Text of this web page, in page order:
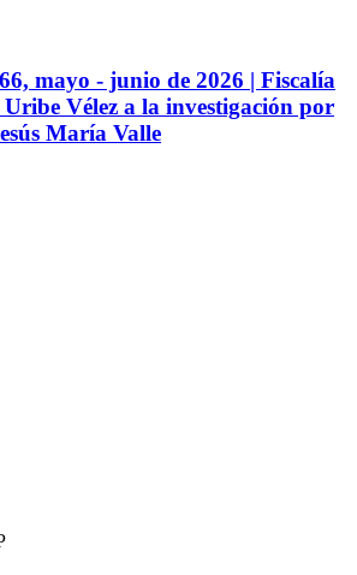
mayo - junio de 2026 | Fiscalía
Vélez a la investigación por
María Valle